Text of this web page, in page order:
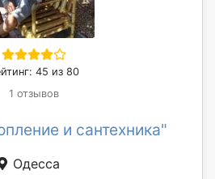
45 из 80
1 отзывов
и сантехника"
Одесса